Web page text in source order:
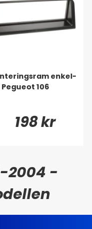
enkel-
106
198 kr
2004 -